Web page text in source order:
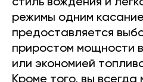
стиль вождения и
режимы одним
предоставляется
приростом мощности
или экономией